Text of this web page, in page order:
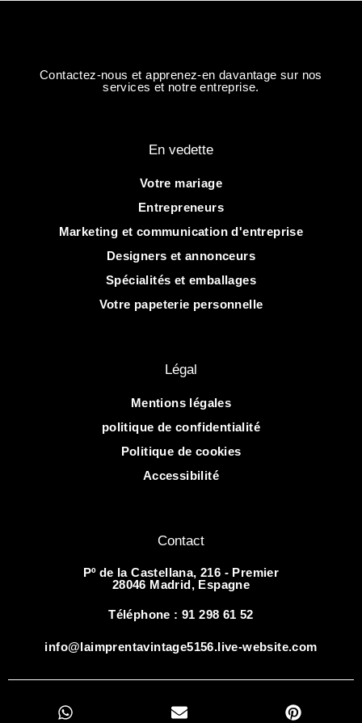
Contactez-nous et apprenez-en davantage sur nos
services et notre entreprise.
En vedette
Votre mariage
Entrepreneurs
Marketing et communication d'entreprise
Designers et annonceurs
Spécialités et emballages
Votre papeterie personnelle
Légal
Mentions légales
politique de confidentialité
Politique de cookies
Accessibilité
Contact
Pº de la Castellana, 216 - Premier
28046 Madrid, Espagne
Téléphone : 91 298 61 52
info@laimprentavintage5156.live-website.com
P
E
W